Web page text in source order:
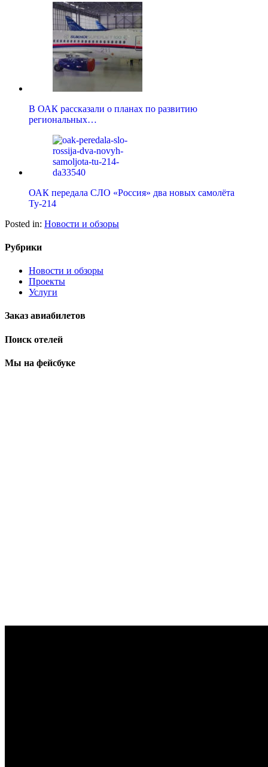
В ОАК рассказали о планах по развитию
региональных…
ОАК передала СЛО «Россия» два новых самолёта
Ту-214
Posted in: Новости и обзоры
Рубрики
Новости и обзоры
Проекты
Услуги
Заказ авиабилетов
Поиск отелей
Мы на фейсбуке